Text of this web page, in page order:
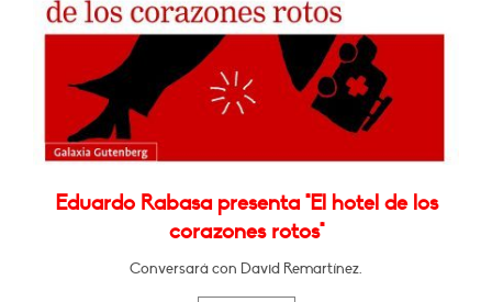
Eduardo Rabasa presenta "El hotel de los
corazones rotos"
Conversará con David Remartínez.